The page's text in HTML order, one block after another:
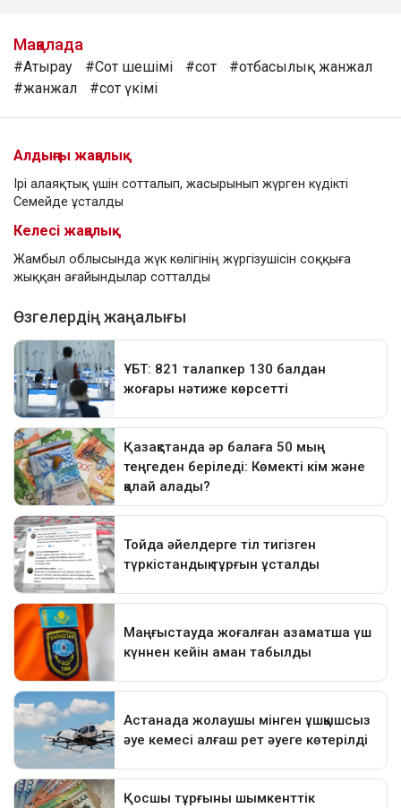
Мақалада
#Атырау #Сот шешімі #сот
#отбасылық жанжал
#жанжал
#сот үкімі
Алдыңғы жаңалық
Ірі алаяқтық үшін сотталып, жасырынып жүрген күдікті
Семейде ұсталды
Келесі жаңалық
Жамбыл облысында жүк көлігінің жүргізушісін соққыға
жыққан ағайындылар сотталды